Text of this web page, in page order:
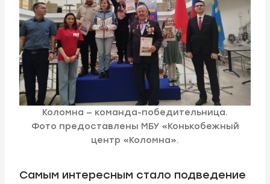
Коломна — команда-победительница.
Фото предоставлены МБУ «Конькобежный
центр «Коломна».
Самым интересным стало подведение